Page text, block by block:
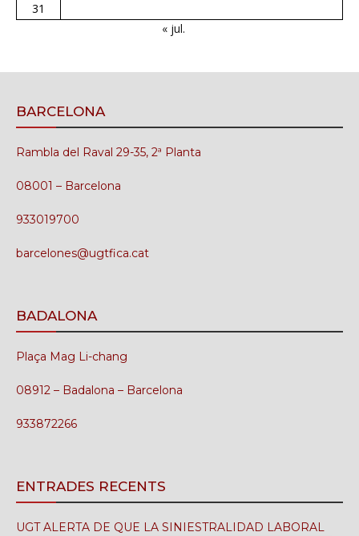
31
« jul.
BARCELONA
Rambla del Raval 29-35, 2ª Planta
08001 – Barcelona
933019700
barcelones@ugtfica.cat
BADALONA
Plaça Mag Li-chang
08912 – Badalona – Barcelona
933872266
ENTRADES RECENTS
UGT ALERTA DE QUE LA SINIESTRALIDAD LABORAL